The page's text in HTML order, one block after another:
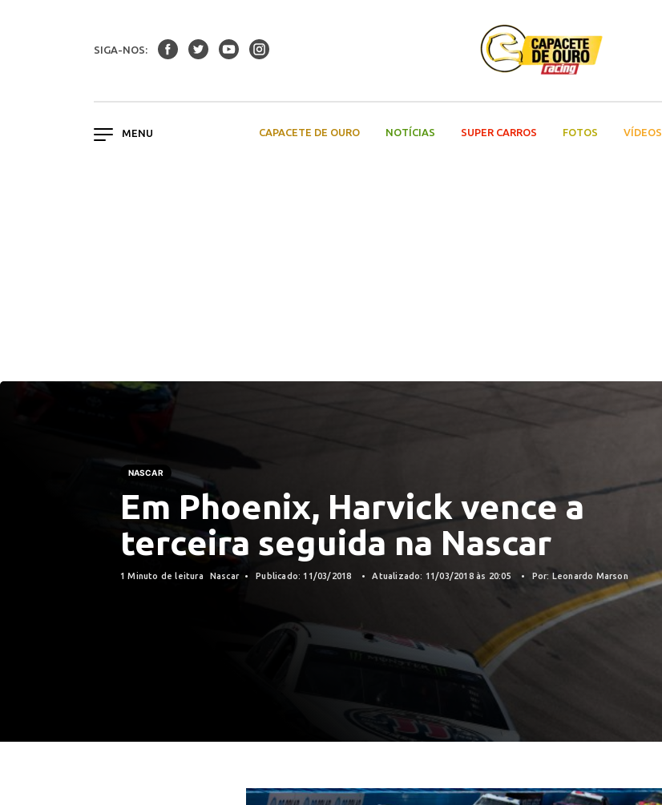
SIGA-NOS:
CAPACETE DE OURO NOTÍCIAS SUPER CARROS FOTOS VÍDEOS
NASCAR
Em Phoenix, Harvick vence a
terceira seguida na Nascar
1 Minuto de leitura Nascar Publicado: 11/03/2018 Atualizado: 11/03/2018 às 20:05 Por: Leonardo Marson